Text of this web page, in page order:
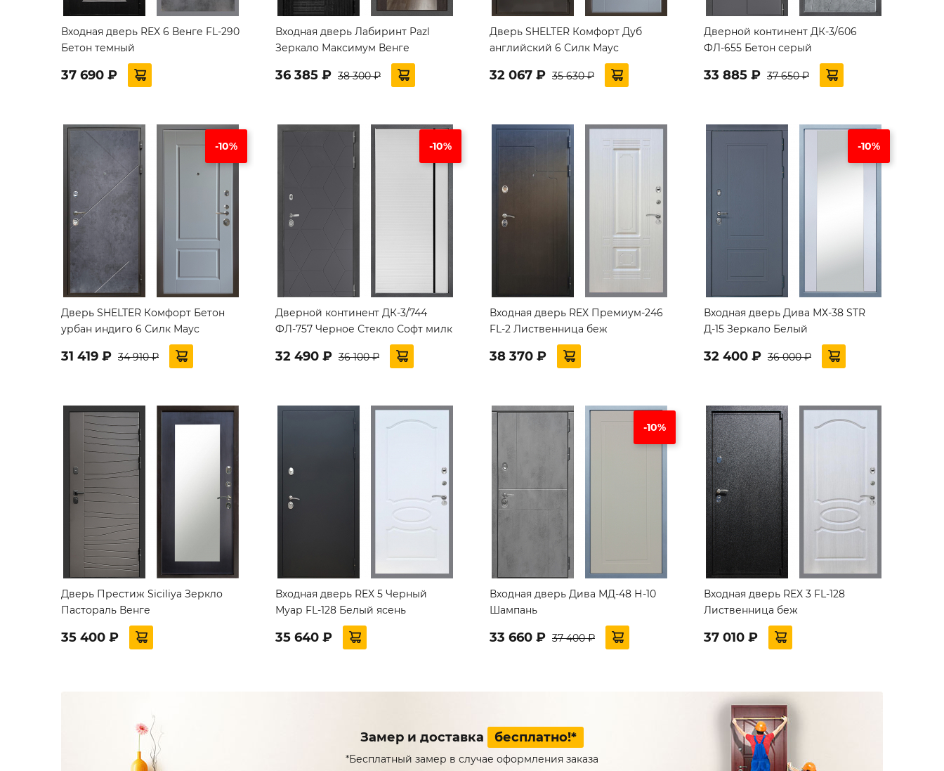
Входная дверь REX 6 Венге FL-290
Бетон темный
37 690 ₽
Входная дверь Лабиринт Pazl
Зеркало Максимум Венге
36 385 ₽ 38 300 ₽
Дверь SHELTER Комфорт Дуб
английский 6 Силк Маус
32 067 ₽ 35 630 ₽
Дверной континент ДК-3/606
ФЛ-655 Бетон серый
33 885 ₽ 37 650 ₽
-10%
Дверь SHELTER Комфорт Бетон
урбан индиго 6 Силк Маус
31 419 ₽ 34 910 ₽
-10%
Дверной континент ДК-3/744
ФЛ-757 Черное Стекло Софт милк
32 490 ₽ 36 100 ₽
Входная дверь REX Премиум-246
FL-2 Лиственница беж
38 370 ₽
-10%
Входная дверь Дива МХ-38 STR
Д-15 Зеркало Белый
32 400 ₽ 36 000 ₽
Дверь Престиж Siciliya Зеркло
Пастораль Венге
35 400 ₽
Входная дверь REX 5 Черный
Муар FL-128 Белый ясень
35 640 ₽
-10%
Входная дверь Дива МД-48 Н-10
Шампань
33 660 ₽ 37 400 ₽
Входная дверь REX 3 FL-128
Лиственница беж
37 010 ₽
Замер и доставка бесплатно!*
*Бесплатный замер в случае оформления заказа